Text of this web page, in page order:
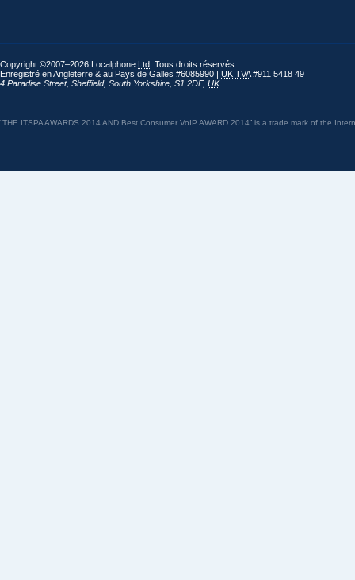
Copyright ©2007–2026 Localphone Ltd . Tous droits réservés
Enregistré en Angleterre & au Pays de Galles #6085990 | UK TVA#911 5418 49
4 Paradise Street, Sheffield, South Yorkshire S1 2DF, UK
“THE ITSPA AWARDS 2014 AND Best Consumer VoIP AWARD 2014” is a trade mark of the